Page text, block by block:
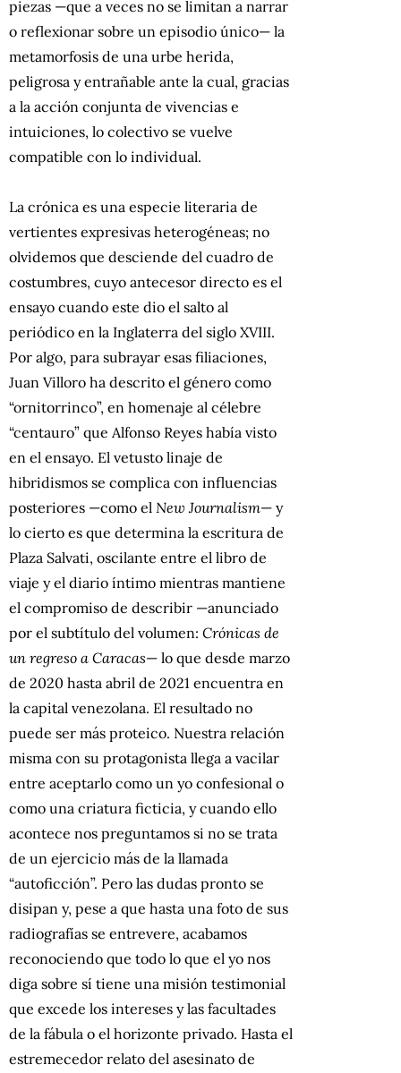
piezas —que a veces no se limitan a narrar
o reflexionar sobre un episodio único— la
metamorfosis de una urbe herida,
peligrosa y entrañable ante la cual, gracias
a la acción conjunta de vivencias e
intuiciones, lo colectivo se vuelve
compatible con lo individual.
La crónica es una especie literaria de
vertientes expresivas heterogéneas; no
olvidemos que desciende del cuadro de
costumbres, cuyo antecesor directo es el
ensayo cuando este dio el salto al
periódico en la Inglaterra del siglo XVIII.
Por algo, para subrayar esas filiaciones,
Juan Villoro ha descrito el género como
“ornitorrinco”, en homenaje al célebre
“centauro” que Alfonso Reyes había visto
en el ensayo. El vetusto linaje de
hibridismos se complica con influencias
posteriores —como el New Journalism— y
lo cierto es que determina la escritura de
Plaza Salvati, oscilante entre el libro de
viaje y el diario íntimo mientras mantiene
el compromiso de describir —anunciado
por el subtítulo del volumen: Crónicas de
un regreso a Caracas— lo que desde marzo
de 2020 hasta abril de 2021 encuentra en
la capital venezolana. El resultado no
puede ser más proteico. Nuestra relación
misma con su protagonista llega a vacilar
entre aceptarlo como un yo confesional o
como una criatura ficticia, y cuando ello
acontece nos preguntamos si no se trata
de un ejercicio más de la llamada
“autoficción”. Pero las dudas pronto se
disipan y, pese a que hasta una foto de sus
radiografías se entrevere, acabamos
reconociendo que todo lo que el yo nos
diga sobre sí tiene una misión testimonial
que excede los intereses y las facultades
de la fábula o el horizonte privado. Hasta el
estremecedor relato del asesinato de